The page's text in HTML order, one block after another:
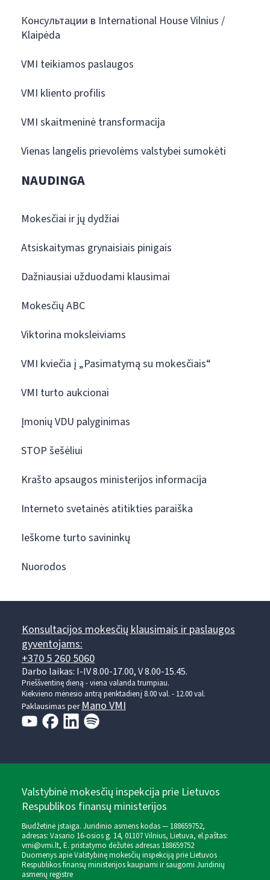
Консультации в International House Vilnius /
Klaipėda
VMI teikiamos paslaugos
VMI kliento profilis
VMI skaitmeninė transformacija
Vienas langelis prievolėms valstybei sumokėti
NAUDINGA
Mokesčiai ir jų dydžiai
Atsiskaitymas grynaisiais pinigais
Dažniausiai užduodami klausimai
Mokesčių ABC
Viktorina moksleiviams
VMI kviečia į „Pasimatymą su mokesčiais“
VMI turto aukcionai
Įmonių VDU palyginimas
STOP šešėliui
Krašto apsaugos ministerijos informacija
Interneto svetainės atitikties paraiška
Ieškome turto savininkų
Nuorodos
Konsultacijos mokesčių klausimais ir paslaugos
gyventojams:
+370 5 260 5060
Darbo laikas: I-IV 8.00-17.00, V 8.00-15.45.
Prieššventinę dieną - viena valanda trumpiau.
Kiekvieno mėnesio antrą penktadienį 8.00 val. - 12.00 val.
Paklausimas per Mano VMI
Valstybinė mokesčių inspekcija prie Lietuvos
Respublikos finansų ministerijos
Biudžetinė įstaiga. Juridinio asmens kodas — 188659752,
adresas: Vasario 16-osios g. 14, 01107 Vilnius, Lietuva, el.paštas:
vmi@vmi.lt, E. pristatymo dėžutės adresas 188659752
Duomenys apie Valstybinę mokesčių inspekciją prie Lietuvos
Respublikos finansų ministerijos kaupiami ir saugomi Juridinių
asmenų registre